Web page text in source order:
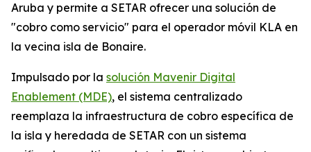
Aruba y permite a SETAR ofrecer una solución de
"cobro como servicio" para el operador móvil KLA en
la vecina isla de Bonaire.
Impulsado por la solución Mavenir Digital
Enablement (MDE), el sistema centralizado
reemplaza la infraestructura de cobro específica de
la isla y heredada de SETAR con un sistema